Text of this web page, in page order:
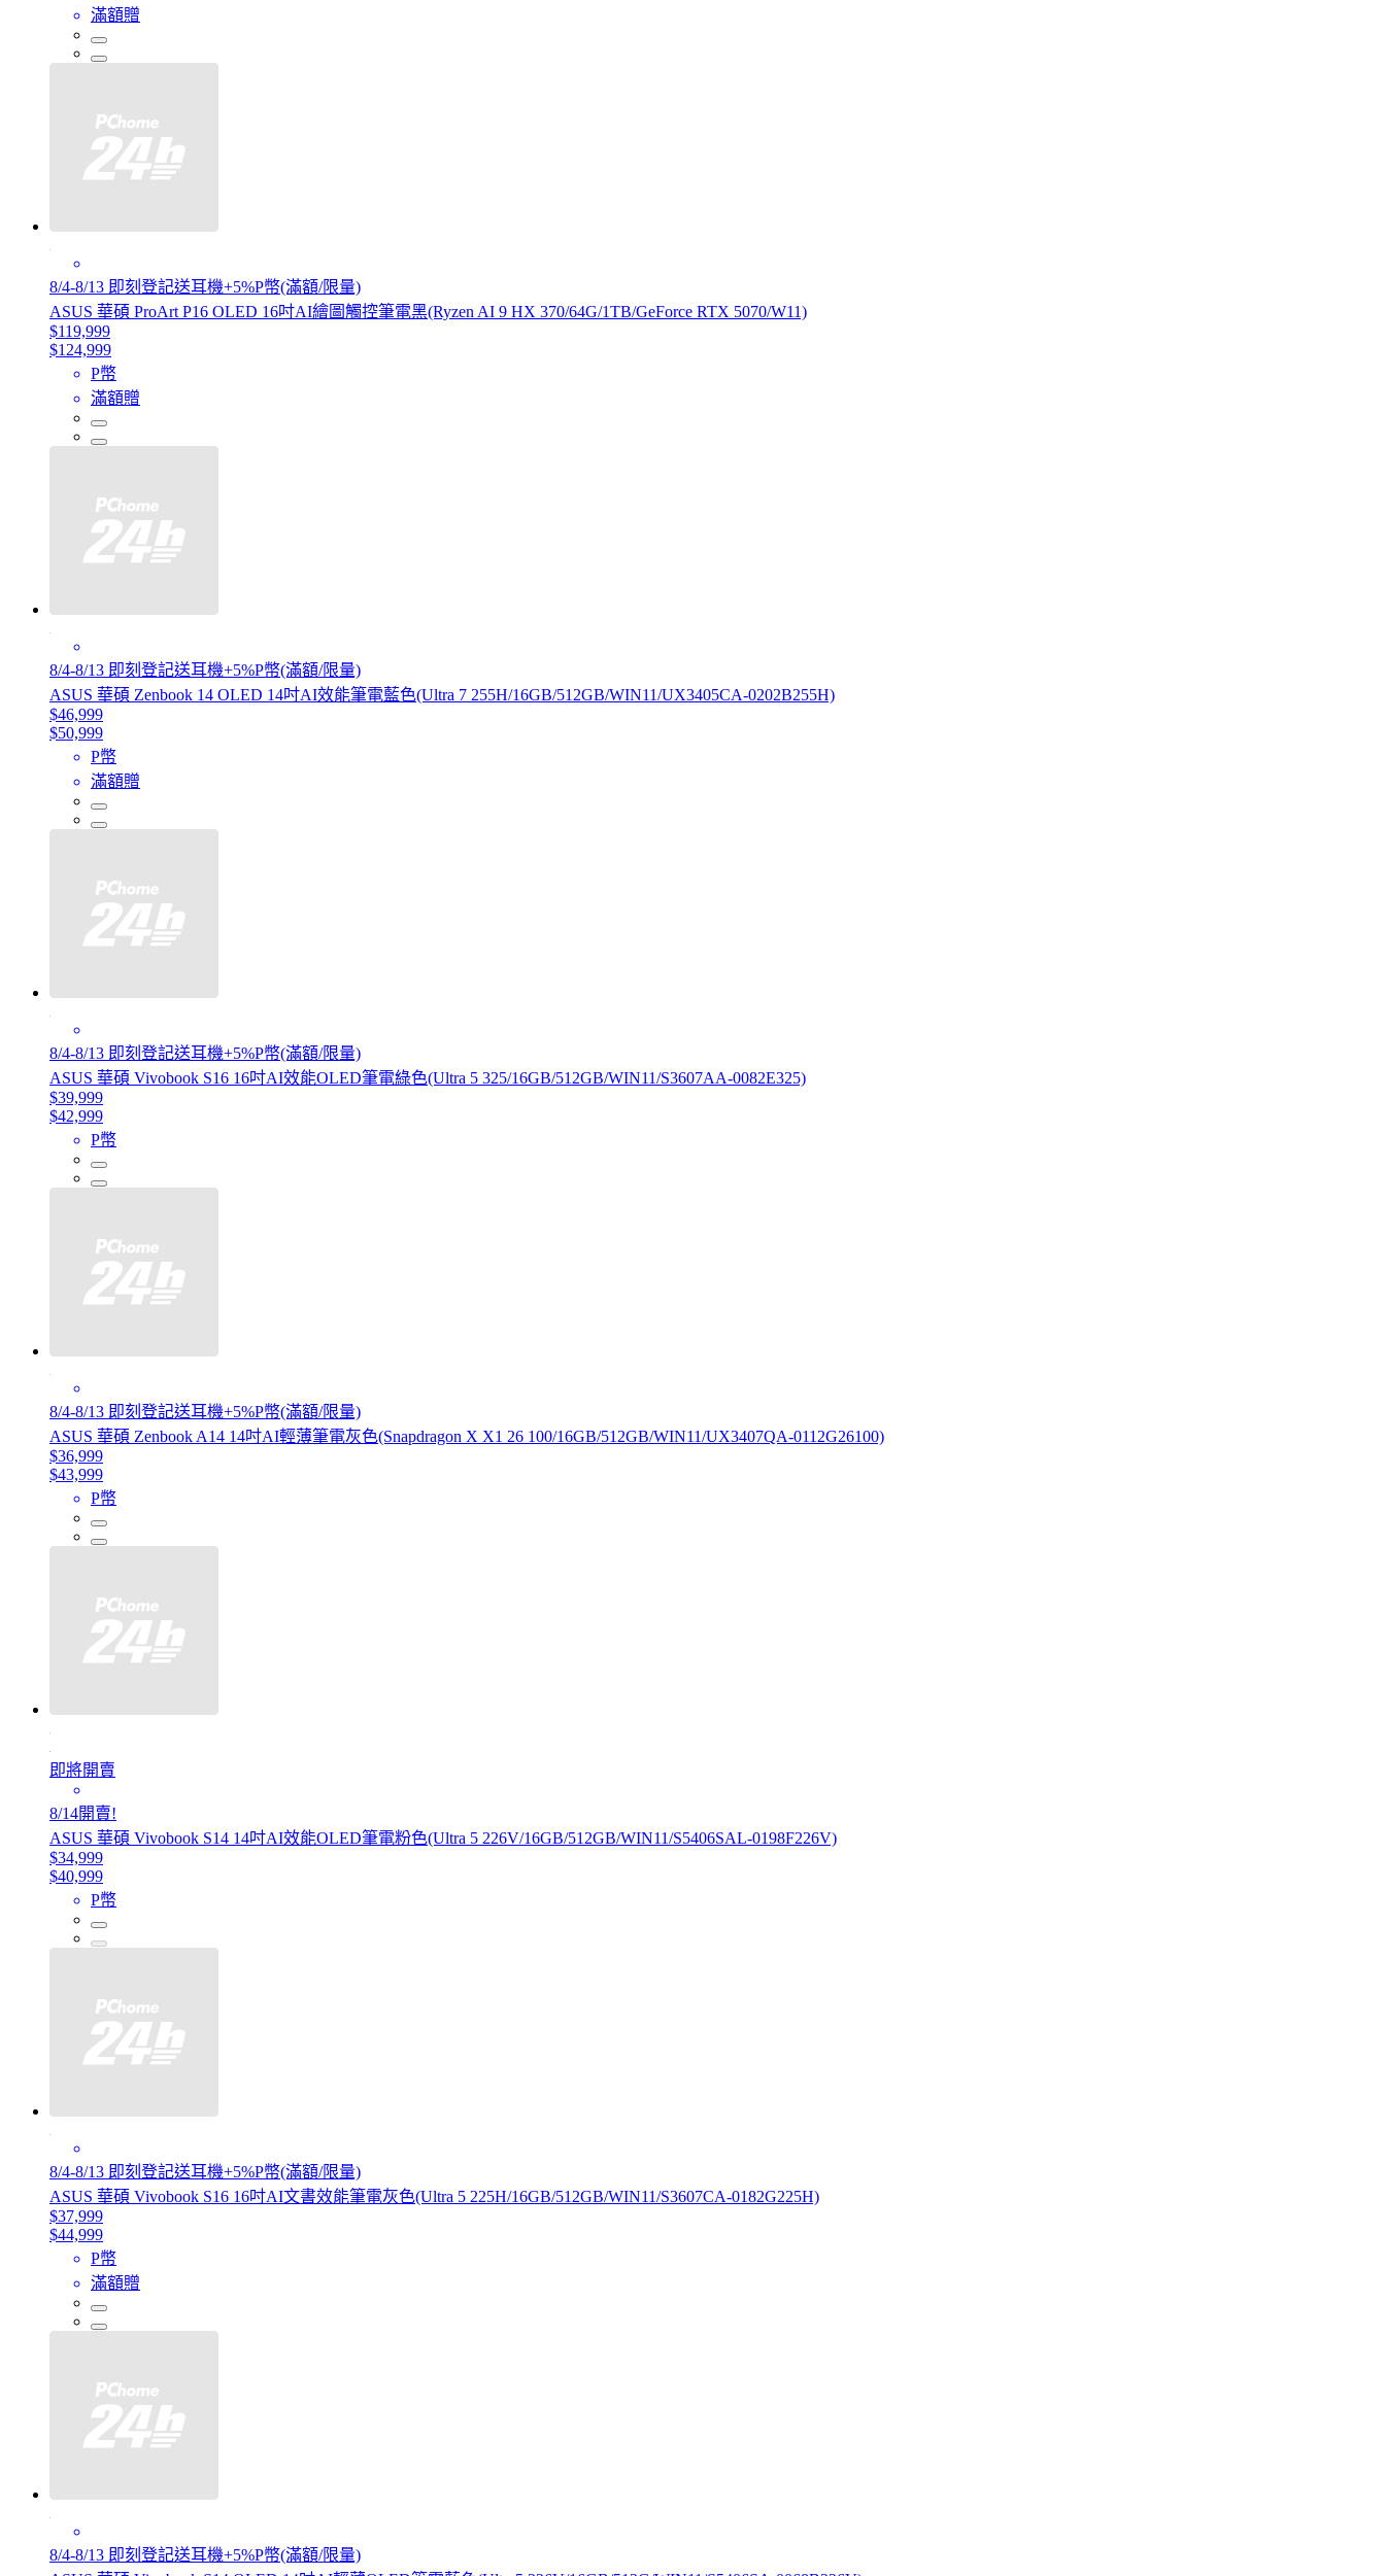
滿額贈
8/4-8/13 即刻登記送耳機+5%P幣(滿額/限量)
ASUS 華碩 ProArt P16 OLED 16吋AI繪圖觸控筆電黑(Ryzen AI 9 HX 370/64G/1TB/GeForce RTX 5070/W11)
$119,999
$124,999
P幣
滿額贈
8/4-8/13 即刻登記送耳機+5%P幣(滿額/限量)
ASUS 華碩 Zenbook 14 OLED 14吋AI效能筆電藍色(Ultra 7 255H/16GB/512GB/WIN11/UX3405CA-0202B255H)
$46,999
$50,999
P幣
滿額贈
8/4-8/13 即刻登記送耳機+5%P幣(滿額/限量)
ASUS 華碩 Vivobook S16 16吋AI效能OLED筆電綠色(Ultra 5 325/16GB/512GB/WIN11/S3607AA-0082E325)
$39,999
$42,999
P幣
8/4-8/13 即刻登記送耳機+5%P幣(滿額/限量)
ASUS 華碩 Zenbook A14 14吋AI輕薄筆電灰色(Snapdragon X X1 26 100/16GB/512GB/WIN11/UX3407QA-0112G26100)
$36,999
$43,999
P幣
即將開賣
8/14開賣!
ASUS 華碩 Vivobook S14 14吋AI效能OLED筆電粉色(Ultra 5 226V/16GB/512GB/WIN11/S5406SAL-0198F226V)
$34,999
$40,999
P幣
8/4-8/13 即刻登記送耳機+5%P幣(滿額/限量)
ASUS 華碩 Vivobook S16 16吋AI文書效能筆電灰色(Ultra 5 225H/16GB/512GB/WIN11/S3607CA-0182G225H)
$37,999
$44,999
P幣
滿額贈
8/4-8/13 即刻登記送耳機+5%P幣(滿額/限量)